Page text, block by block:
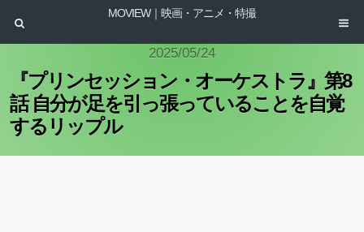
MOVIEW｜映画・アニメ・特撮
2025/05/24
『プリンセッション・オーケストラ』第8
話 自分が足を引っ張っていることを自覚
するリップル